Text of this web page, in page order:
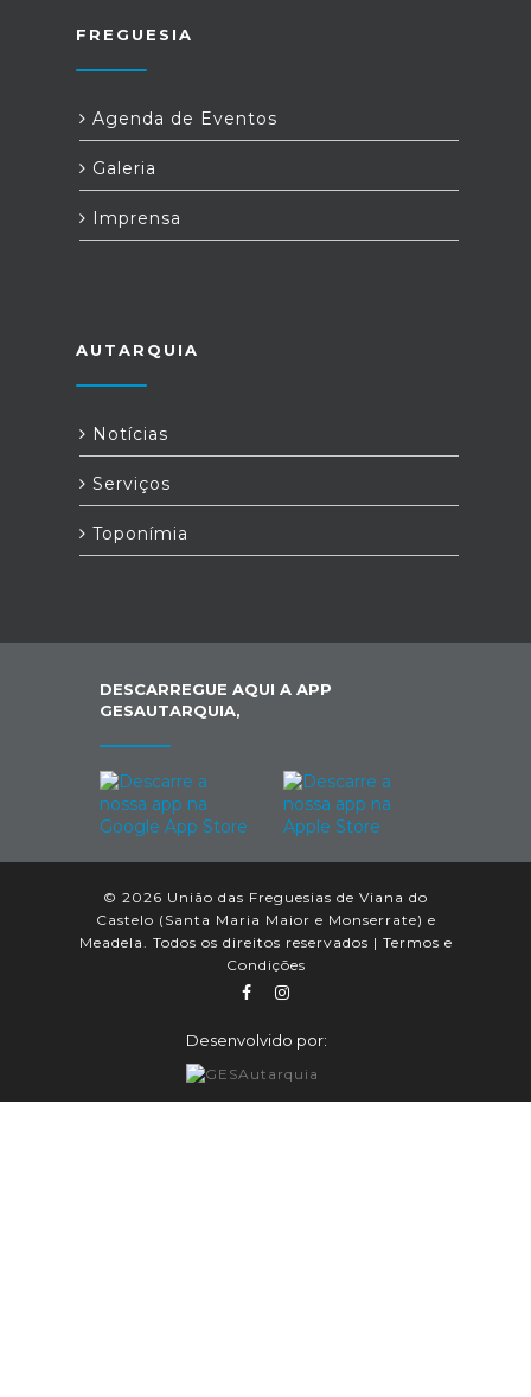
FREGUESIA
Agenda de Eventos
Galeria
Imprensa
AUTARQUIA
Notícias
Serviços
Toponímia
DESCARREGUE AQUI A APP
GESAUTARQUIA,
© 2026 União das Freguesias de Viana do
Castelo (Santa Maria Maior e Monserrate) e
Meadela. Todos os direitos reservados | Termos e
Condições
Desenvolvido por: